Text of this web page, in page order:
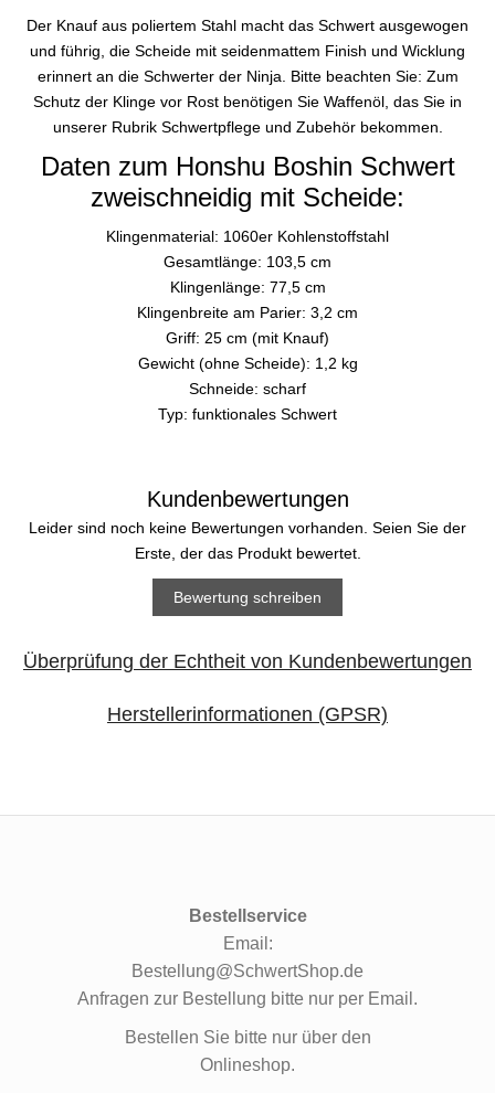
Der Knauf aus poliertem Stahl macht das Schwert ausgewogen
und führig, die Scheide mit seidenmattem Finish und Wicklung
erinnert an die Schwerter der Ninja. Bitte beachten Sie: Zum
Schutz der Klinge vor Rost benötigen Sie Waffenöl, das Sie in
unserer Rubrik Schwertpflege und Zubehör bekommen.
Daten zum Honshu Boshin Schwert
zweischneidig mit Scheide:
Klingenmaterial: 1060er Kohlenstoffstahl
Gesamtlänge: 103,5 cm
Klingenlänge: 77,5 cm
Klingenbreite am Parier: 3,2 cm
Griff: 25 cm (mit Knauf)
Gewicht (ohne Scheide): 1,2 kg
Schneide: scharf
Typ: funktionales Schwert
Kundenbewertungen
Leider sind noch keine Bewertungen vorhanden. Seien Sie der
Erste, der das Produkt bewertet.
Bewertung schreiben
Überprüfung der Echtheit von Kundenbewertungen
Herstellerinformationen (GPSR)
Bestellservice
Email:
Bestellung@SchwertShop.de
Anfragen zur Bestellung bitte nur per Email.
Bestellen Sie bitte nur über den
Onlineshop.